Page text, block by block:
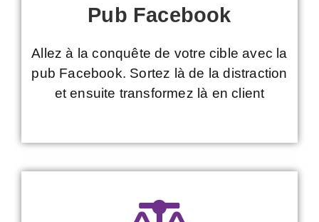
Pub Facebook
Allez à la conquête de votre cible avec la
pub Facebook. Sortez là de la distraction
et ensuite transformez là en client